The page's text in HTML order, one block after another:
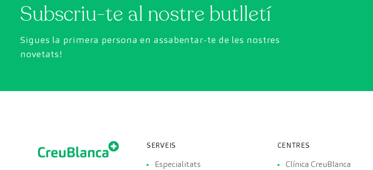
Subscriu-te al nostre butlletí
Sigues la primera persona en assabentar-te de les nostres
novetats!
SERVEIS
Especialitats
CENTRES
Clínica CreuBlanca